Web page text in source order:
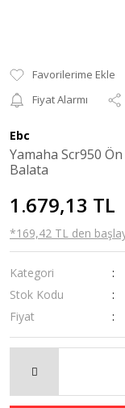
Fiyat Alarmı
Ebc
Yamaha Scr950
Balata
1.679,13 TL
*169,42 TL den
Kategori
Stok Kodu
Fiyat